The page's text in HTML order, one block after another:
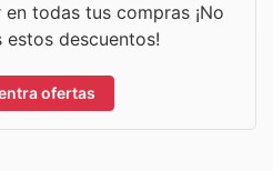
en todas tus compras ¡No
estos descuentos!
ofertas